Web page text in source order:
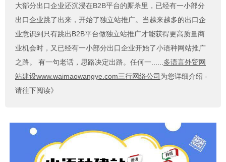
大部分出口企业还沉浸在B2B平台的厮杀里，已经有一小部分
出口企业跳了出来，开始了独立站推广。当越来越多的出口企
业意识到只有跳出B2B平台做独立站推广才能获得更高质量商
业机会时，又已经有一小部分出口企业开始了小语种网站推广
之路。 有一句老话，思路决定出路。任何一......多语言外贸网
站建设www.waimaowangye.com三行网络公司 为您详细介绍 -
请往下阅读》